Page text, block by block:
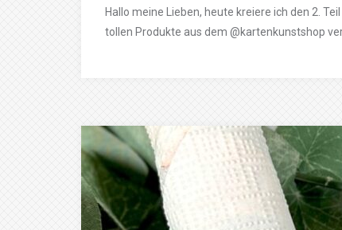
Hallo meine Lieben, heute kreiere ich den 2.
tollen Produkte aus dem @kartenkunstshop